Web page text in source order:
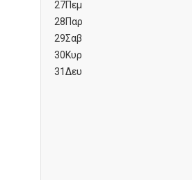
27Πεμ
28Παρ
29Σαβ
30Κυρ
31Δευ